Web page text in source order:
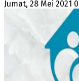
Jumat, 28 Mei 2021